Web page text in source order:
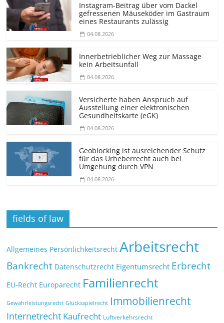
Instagram-Beitrag über vom Dackel
gefressenen Mäuseköder im Gastraum
eines Restaurants zulässig
04.08.2026
Innerbetrieblicher Weg zur Massage
kein Arbeitsunfall
04.08.2026
Versicherte haben Anspruch auf
Ausstellung einer elektronischen
Gesundheitskarte (eGK)
04.08.2026
Geoblocking ist ausreichender Schutz
für das Urheberrecht auch bei
Umgehung durch VPN
04.08.2026
fields of law
Allgemeines Persönlichkeitsrecht Arbeitsrecht
Bankrecht Datenschutzrecht Eigentumsrecht Erbrecht
EU-Recht Europarecht Familienrecht
Gewährleistungsrecht Glücksspielrecht Immobilienrecht
Internetrecht Kaufrecht Luftverkehrsrecht